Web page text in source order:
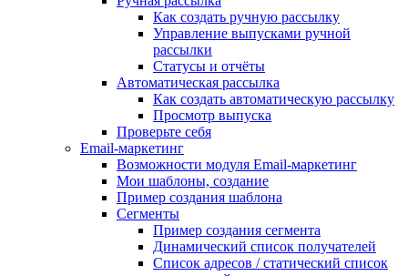
Как создать ручную рассылку
Управление выпусками ручной
рассылки
Статусы и отчёты
Автоматическая рассылка
Как создать автоматическую рассылку
Просмотр выпуска
Проверьте себя
Email-маркетинг
Возможности модуля Email-маркетинг
Мои шаблоны, создание
Пример создания шаблона
Сегменты
Пример создания сегмента
Динамический список получателей
Список адресов / статический список